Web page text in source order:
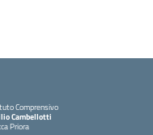
Comprensivo
Cambellotti
Priora